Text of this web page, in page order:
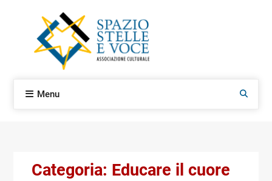
Menu Search
Categoria: Educare il cuore